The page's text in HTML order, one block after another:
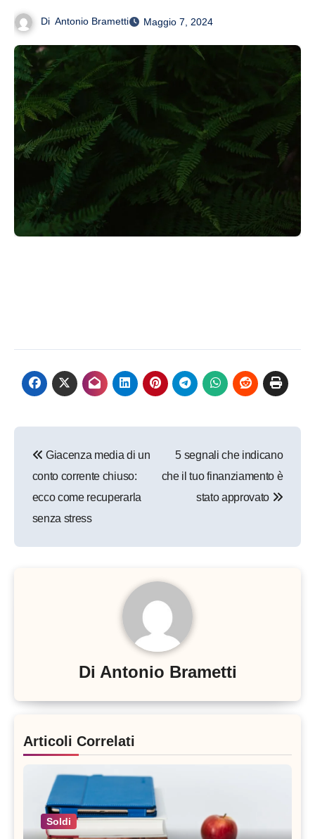
Di Antonio Brametti Maggio 7, 2024
articoli
Giacenza media di un
conto corrente chiuso:
ecco come recuperarla
senza stress
5 segnali che indicano
che il tuo finanziamento è
stato approvato
Di Antonio Brametti
Articoli Correlati
Soldi